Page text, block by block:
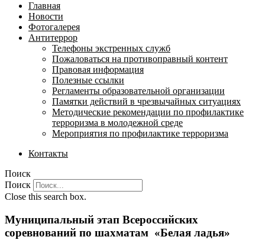
Главная
Новости
Фотогалерея
Антитеррор
Телефоны экстренных служб
Пожаловаться на противоправный контент
Правовая информация
Полезные ссылки
Регламенты образовательной организации
Памятки действий в чрезвычайных ситуациях
Методические рекомендации по профилактике
терроризма в молодежной среде
Мероприятия по профилактике терроризма
Контакты
Поиск
Поиск
Close this search box.
Муниципальный этап Всероссийских
соревнований по шахматам «Белая ладья»